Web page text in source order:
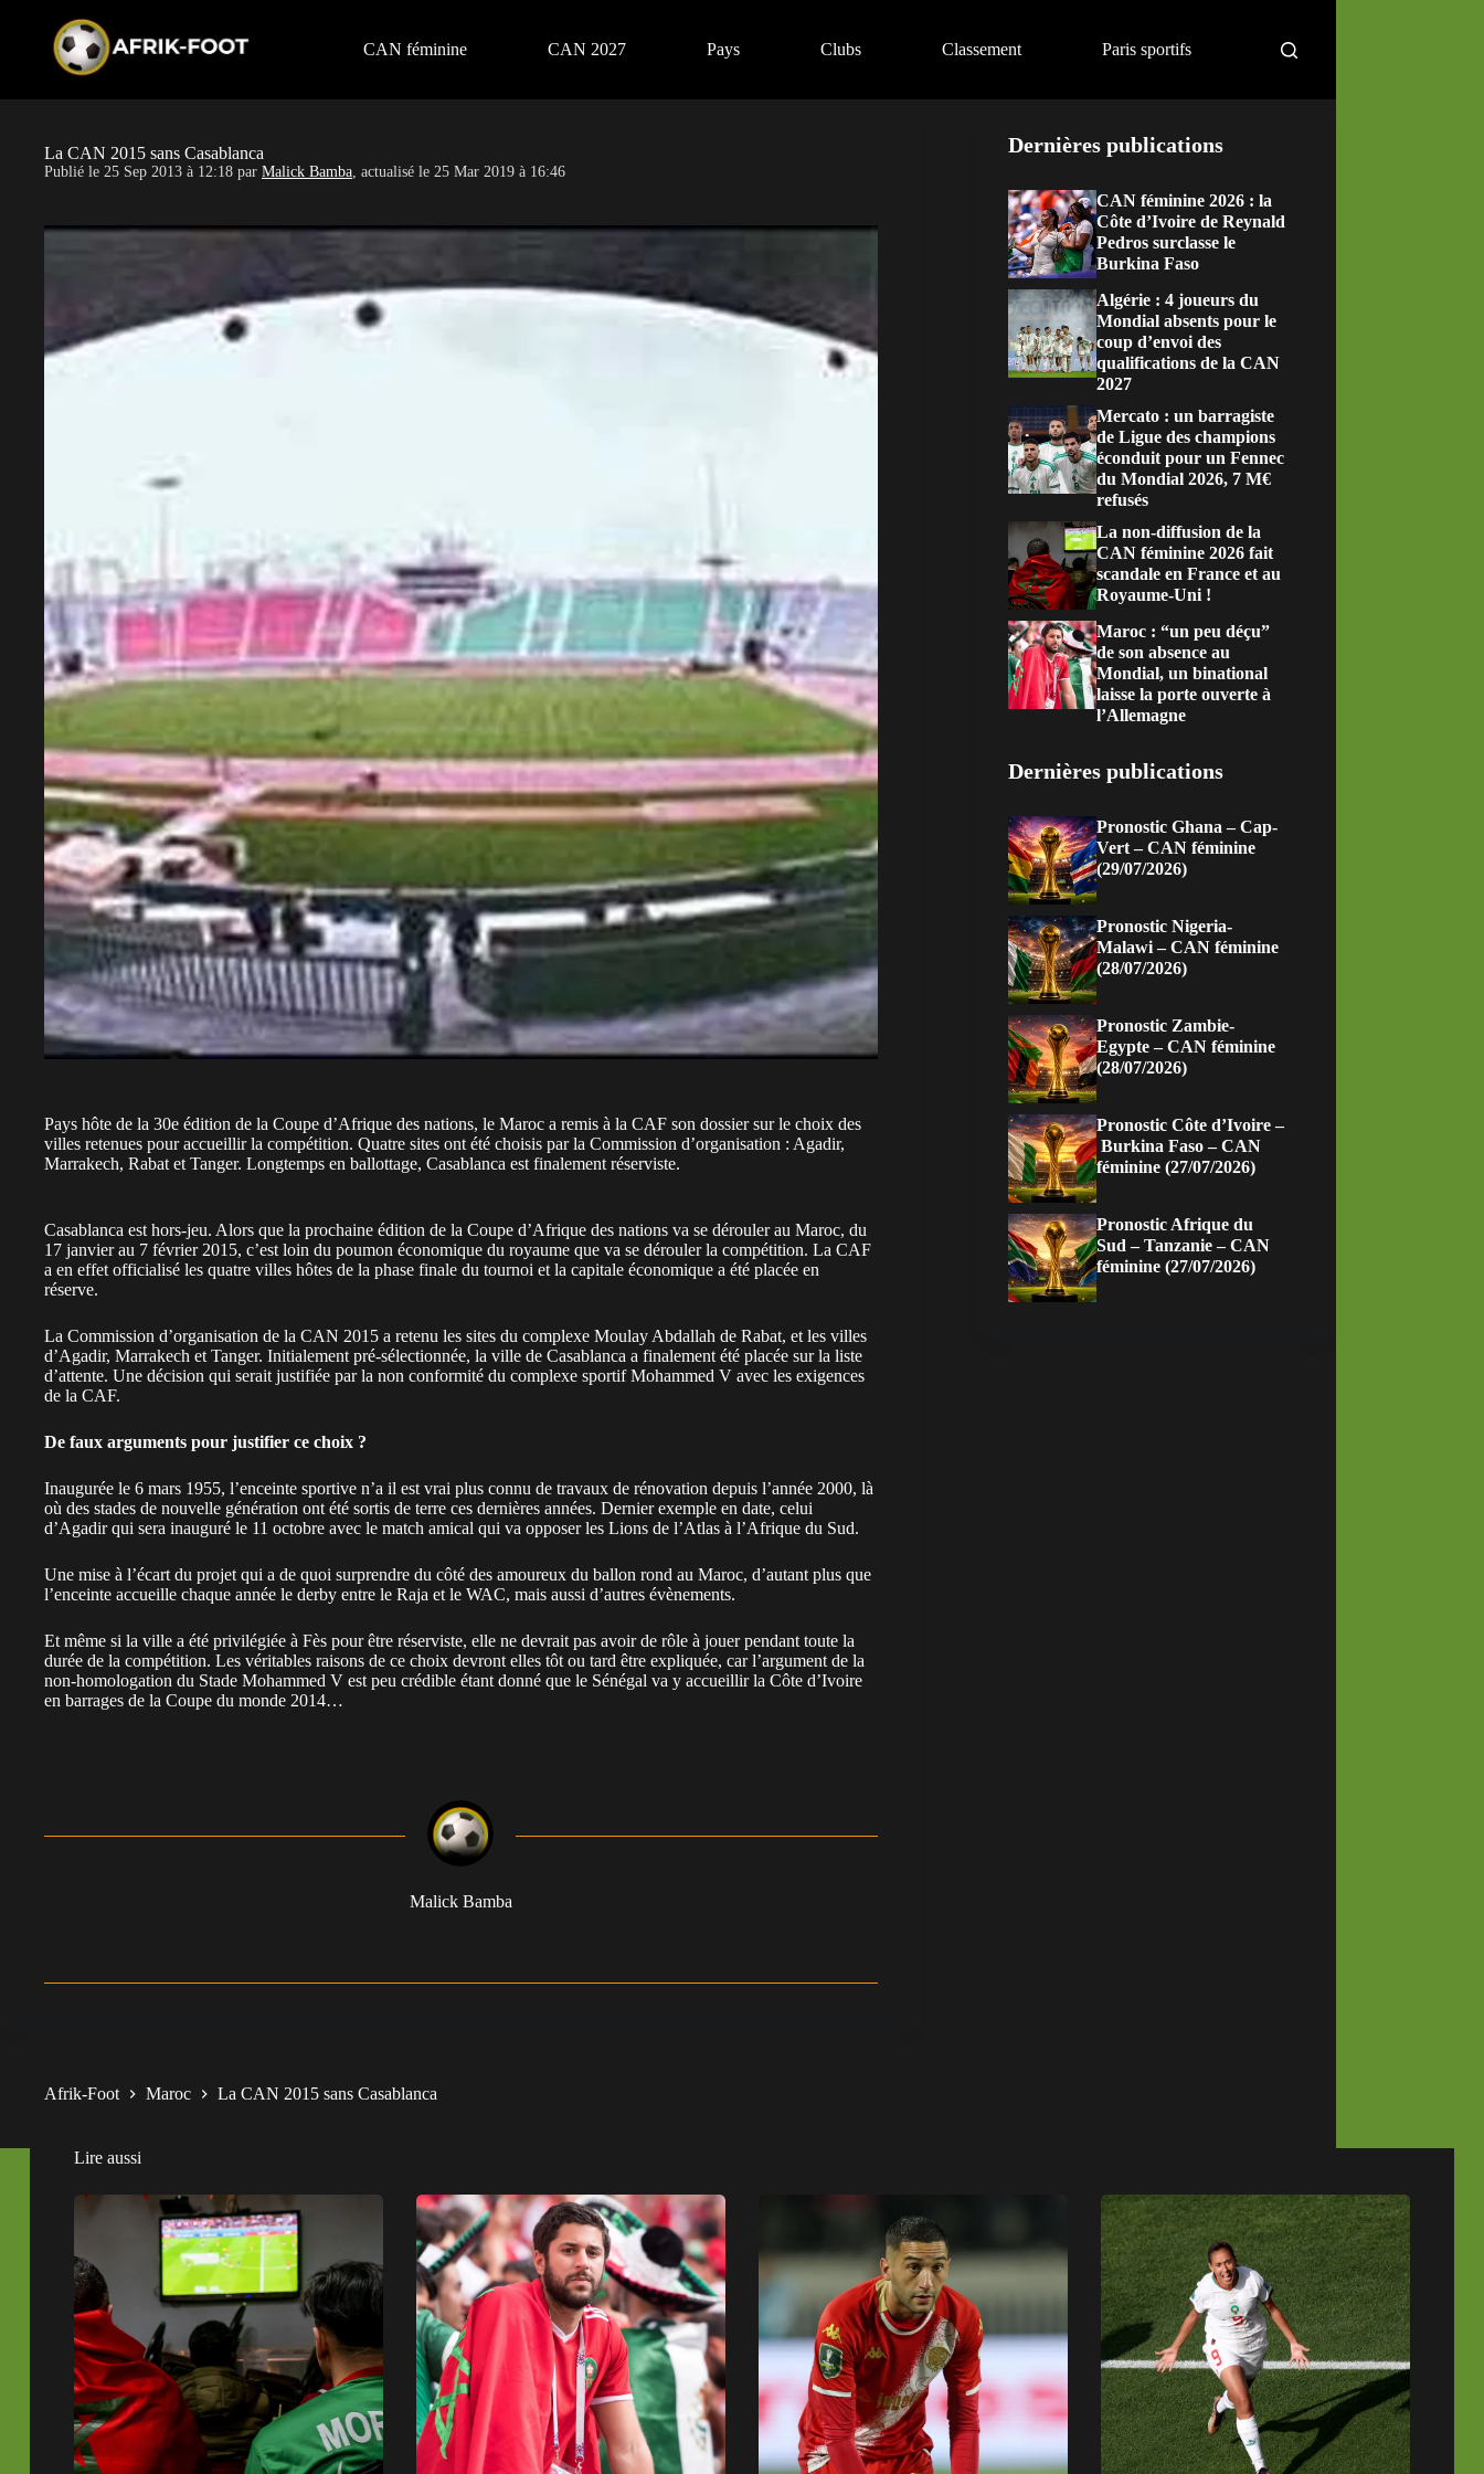
CAN féminine CAN 2027 Pays Clubs Classement Paris sportifs
La CAN 2015 sans Casablanca
Publié le 25 Sep 2013 à 12:18 par Malick Bamba, actualisé le 25 Mar 2019 à 16:46
Pays hôte de la 30e édition de la Coupe d’Afrique des nations, le Maroc a remis à la CAF son dossier sur le choix des
villes retenues pour accueillir la compétition. Quatre sites ont été choisis par la Commission d’organisation : Agadir,
Marrakech, Rabat et Tanger. Longtemps en ballottage, Casablanca est finalement réserviste.
Casablanca est hors-jeu. Alors que la prochaine édition de la Coupe d’Afrique des nations va se dérouler au Maroc, du
17 janvier au 7 février 2015, c’est loin du poumon économique du royaume que va se dérouler la compétition. La CAF
a en effet officialisé les quatre villes hôtes de la phase finale du tournoi et la capitale économique a été placée en
réserve.
La Commission d’organisation de la CAN 2015 a retenu les sites du complexe Moulay Abdallah de Rabat, et les villes
d’Agadir, Marrakech et Tanger. Initialement pré-sélectionnée, la ville de Casablanca a finalement été placée sur la liste
d’attente. Une décision qui serait justifiée par la non conformité du complexe sportif Mohammed V avec les exigences
de la CAF.
De faux arguments pour justifier ce choix ?
Inaugurée le 6 mars 1955, l’enceinte sportive n’a il est vrai plus connu de travaux de rénovation depuis l’année 2000, là
où des stades de nouvelle génération ont été sortis de terre ces dernières années. Dernier exemple en date, celui
d’Agadir qui sera inauguré le 11 octobre avec le match amical qui va opposer les Lions de l’Atlas à l’Afrique du Sud.
Une mise à l’écart du projet qui a de quoi surprendre du côté des amoureux du ballon rond au Maroc, d’autant plus que
l’enceinte accueille chaque année le derby entre le Raja et le WAC, mais aussi d’autres évènements.
Et même si la ville a été privilégiée à Fès pour être réserviste, elle ne devrait pas avoir de rôle à jouer pendant toute la
durée de la compétition. Les véritables raisons de ce choix devront elles tôt ou tard être expliquée, car l’argument de la
non-homologation du Stade Mohammed V est peu crédible étant donné que le Sénégal va y accueillir la Côte d’Ivoire
en barrages de la Coupe du monde 2014…
Malick Bamba
Dernières publications
CAN féminine 2026 : la
Côte d’Ivoire de Reynald
Pedros surclasse le
Burkina Faso
Algérie : 4 joueurs du
Mondial absents pour le
coup d’envoi des
qualifications de la CAN
2027
Mercato : un barragiste
de Ligue des champions
éconduit pour un Fennec
du Mondial 2026, 7 M€
refusés
La non-diffusion de la
CAN féminine 2026 fait
scandale en France et au
Royaume-Uni !
Maroc : “un peu déçu”
de son absence au
Mondial, un binational
laisse la porte ouverte à
l’Allemagne
Dernières publications
Pronostic Ghana – Cap-
Vert – CAN féminine
(29/07/2026)
Pronostic Nigeria-
Malawi – CAN féminine
(28/07/2026)
Pronostic Zambie-
Egypte – CAN féminine
(28/07/2026)
Pronostic Côte d’Ivoire –
Burkina Faso – CAN
féminine (27/07/2026)
Pronostic Afrique du
Sud – Tanzanie – CAN
féminine (27/07/2026)
Afrik-Foot Maroc La CAN 2015 sans Casablanca
Lire aussi